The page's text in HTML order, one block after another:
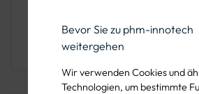
Bevor Sie zu phm-innotech
weitergehen
Wir verwenden Cookies und
Technologien, um bestimmte
Sie haben Fragen oder
Rufen Sie uns unter der 089